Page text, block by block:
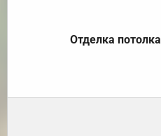
Отделка потолка